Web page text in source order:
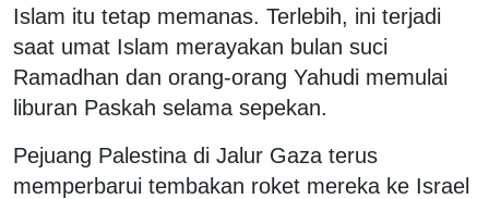
Islam itu tetap memanas. Terlebih, ini terjadi
saat umat Islam merayakan bulan suci
Ramadhan dan orang-orang Yahudi memulai
liburan Paskah selama sepekan.
Pejuang Palestina di Jalur Gaza terus
memperbarui tembakan roket mereka ke Israel